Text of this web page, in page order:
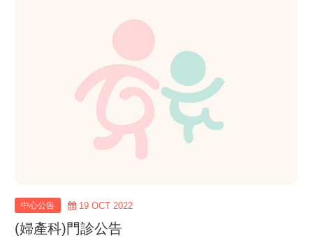
view
more
中心公告 19 OCT 2022
(婦產科)門診公告